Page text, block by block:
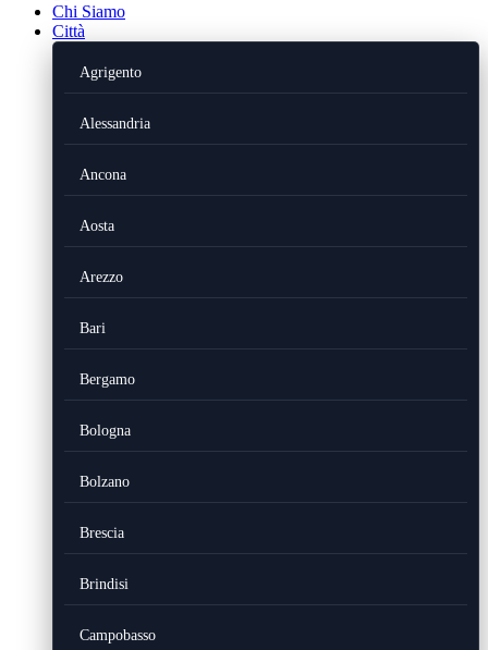
Chi Siamo
Città
Agrigento
Alessandria
Ancona
Aosta
Arezzo
Bari
Bergamo
Bologna
Bolzano
Brescia
Brindisi
Campobasso